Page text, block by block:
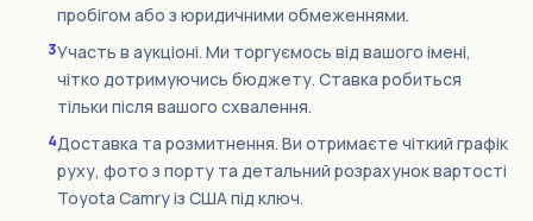
пробігом або з юридичними обмеженнями.
3Участь в аукціоні. Ми торгуємось від вашого імені,
чітко дотримуючись бюджету. Ставка робиться
тільки після вашого схвалення.
4Доставка та розмитнення. Ви отримаєте чіткий графік
руху, фото з порту та детальний розрахунок вартості
Toyota Camry із США під ключ.